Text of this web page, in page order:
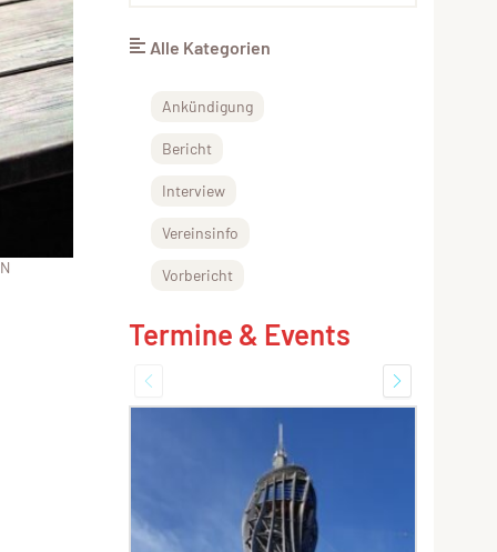
Alle Kategorien
Ankündigung
Bericht
Interview
Vereinsinfo
Vorbericht
Termine & Events